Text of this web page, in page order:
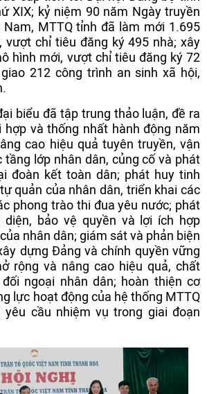
XIX; kỷ niệm 90 năm Ngày truyền
MTTQ tỉnh đã làm mới 1.695
vượt chỉ tiêu đăng ký 495 nhà; xây
hình mới, vượt chỉ tiêu đăng ký 72
212 công trình an sinh xã hội,
biểu đã tập trung thảo luận, đề ra
hợp và thống nhất hành động năm
cao hiệu quả tuyên truyền, vận
tầng lớp nhân dân, củng cố và phát
đoàn kết toàn dân; phát huy tinh
quản của nhân dân, triển khai các
phong trào thi đua yêu nước; phát
diện, bảo vệ quyền và lợi ích hợp
nhân dân; giám sát và phản biện
dựng Đảng và chính quyền vững
rộng và nâng cao hiệu quả, chất
ngoại nhân dân; hoàn thiện cơ
lực hoạt động của hệ thống MTTQ
cầu nhiệm vụ trong giai đoạn